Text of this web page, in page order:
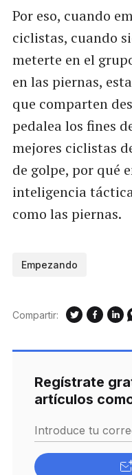
Por eso, cuando
ciclistas, cuando
meterte en el
en las piernas,
que comparten
pedalea los fines
mejores ciclistas
de golpe, por qué
inteligencia
como las piernas.
Empezando
Compartir:
Regístrate
artículos
Introduce tu